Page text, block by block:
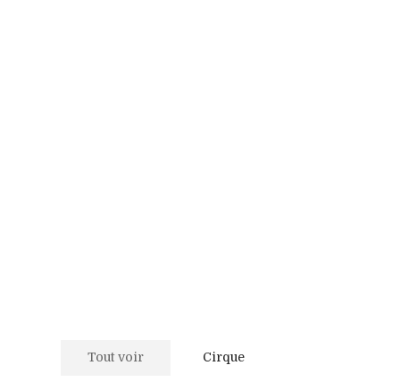
Tout voir Cirque